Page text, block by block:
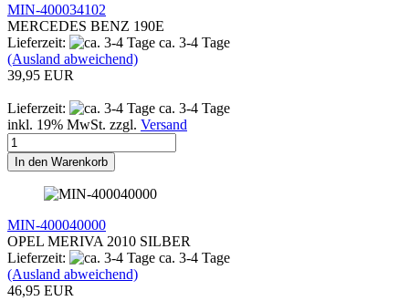
MIN-400034102
MERCEDES BENZ 190E
Lieferzeit:
ca. 3-4 Tage
(Ausland abweichend)
39,95 EUR
Lieferzeit:
ca. 3-4 Tage
inkl. 19% MwSt. zzgl. Versand
In den Warenkorb
MIN-400040000
OPEL MERIVA 2010 SILBER
Lieferzeit:
ca. 3-4 Tage
(Ausland abweichend)
46,95 EUR